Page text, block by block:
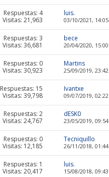
Respuestas: 4
Visitas: 21,963
luis.
03/10/2021, 14:05
Respuestas:3
Visitas: 36,681
bece
20/04/2020, 15:00
Respuestas: 0
Visitas: 30,923
Martins
25/09/2019, 23:42
Respuestas: 15
Visitas: 39,798
Ivantxe
09/07/2019, 02:22
Respuestas:2
Visitas: 24,767
dESK0
23/05/2019, 09:54
Respuestas: 0
Visitas: 12,185
Tecniquillo
26/11/2018, 01:44
Respuestas: 1
Visitas: 20,417
luis.
15/08/2018, 09:43